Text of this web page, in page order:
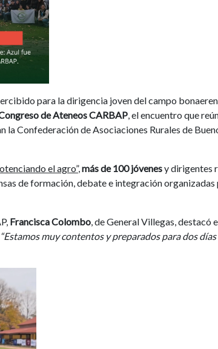
para la dirigencia joven del campo
de Ateneos CARBAP, el encuentro que
la Confederación de Asociaciones Rurales de
el agro”,más de 100 jóvenesy dirigentes
de formación, debate e integración organizadas
Francisca Colombo, de General Villegas, destacó
“Estamos muy contentos y preparados para dos